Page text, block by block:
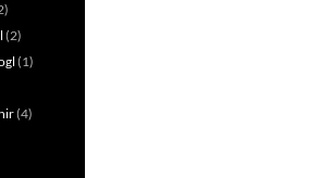
(2)
(1)
(4)